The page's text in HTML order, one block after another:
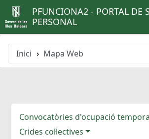
PFUNCIONA2 - PORTAL DE
PERSONAL
Inici Mapa Web
Convocatòries d'ocupació
Crides col·lectives